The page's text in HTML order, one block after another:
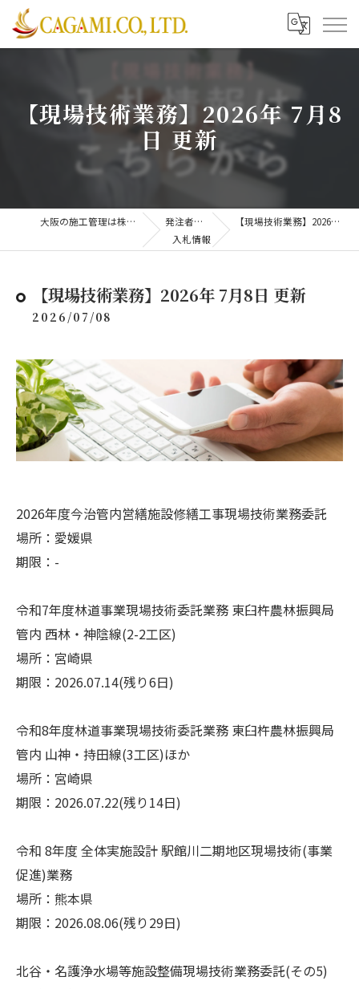
【現場技術業務】2026年 7月8
日 更新
大阪の施工管理は株式会社CAGAMI
発注者支援業務
入札情報
【現場技術業務】2026年 7月8日 更新
【現場技術業務】2026年 7月8日 更新
2026/07/08
2026年度今治管内営繕施設修繕工事現場技術業務委託
場所：愛媛県
期限：-
令和7年度林道事業現場技術委託業務 東臼杵農林振興局
管内 西林・神陰線(2-2工区)
場所：宮崎県
期限：2026.07.14(残り6日)
令和8年度林道事業現場技術委託業務 東臼杵農林振興局
管内 山神・持田線(3工区)ほか
場所：宮崎県
期限：2026.07.22(残り14日)
令和 8年度 全体実施設計 駅館川二期地区現場技術(事業
促進)業務
場所：熊本県
期限：2026.08.06(残り29日)
北谷・名護浄水場等施設整備現場技術業務委託(その5)